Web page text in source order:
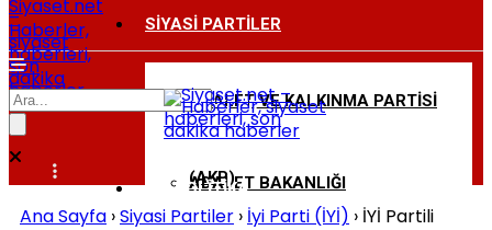
Siyaset.net
–
Haberler,
siyaset
haberleri,
son
dakika
haberler
SIYASI PARTILER
ADALET VE KALKINMA PARTISI
(AKP)
BAKANLIKLAR
ADALET BAKANLIĞI
DIŞ POLITIKA
Ana Sayfa ›Siyasi Partiler › İyi Parti (İYİ) › İYİ Partili